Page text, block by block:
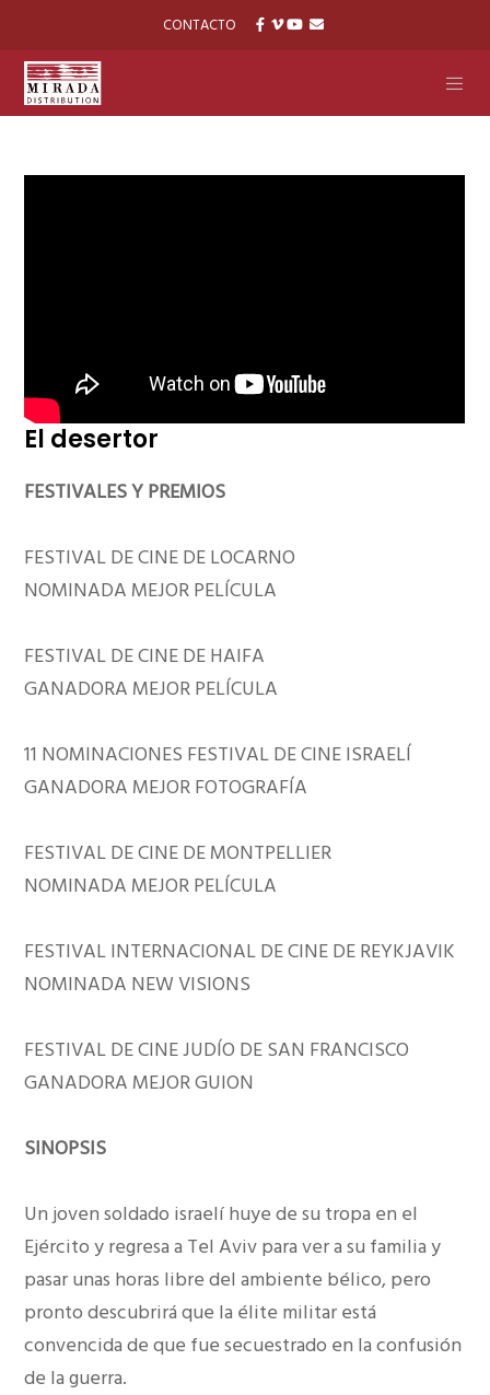
CONTACTO
El desertor
FESTIVALES Y PREMIOS
FESTIVAL DE CINE DE LOCARNO
NOMINADA MEJOR PELÍCULA
FESTIVAL DE CINE DE HAIFA
GANADORA MEJOR PELÍCULA
11 NOMINACIONES FESTIVAL DE CINE ISRAELÍ
GANADORA MEJOR FOTOGRAFÍA
FESTIVAL DE CINE DE MONTPELLIER
NOMINADA MEJOR PELÍCULA
FESTIVAL INTERNACIONAL DE CINE DE REYKJAVIK
NOMINADA NEW VISIONS
FESTIVAL DE CINE JUDÍO DE SAN FRANCISCO
GANADORA MEJOR GUION
SINOPSIS
Un joven soldado israelí huye de su tropa en el
Ejército y regresa a Tel Aviv para ver a su familia y
pasar unas horas libre del ambiente bélico, pero
pronto descubrirá que la élite militar está
convencida de que fue secuestrado en la confusión
de la guerra.